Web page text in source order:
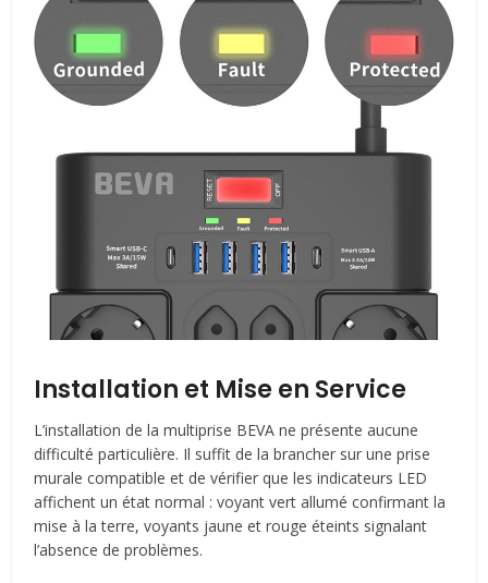
Installation et Mise en Service
L’installation de la multiprise BEVA ne présente aucune
difficulté particulière. Il suffit de la brancher sur une prise
murale compatible et de vérifier que les indicateurs LED
affichent un état normal : voyant vert allumé confirmant la
mise à la terre, voyants jaune et rouge éteints signalant
l’absence de problèmes.